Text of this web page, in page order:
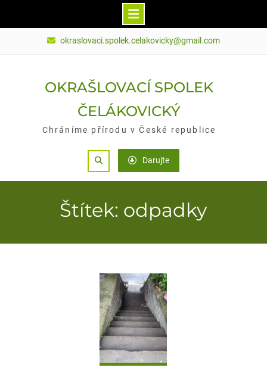
okraslovaci.spolek.celakovicky@gmail.com
OKRAŠLOVACÍ SPOLEK
ČELÁKOVICKÝ
Chráníme přírodu v České republice
Search Darujte
Štítek: odpadky